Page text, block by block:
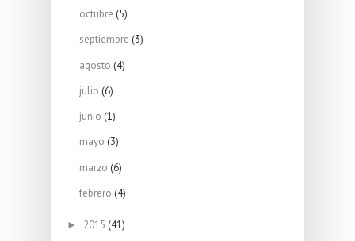
octubre (5)
septiembre (3)
agosto (4)
julio (6)
junio (1)
mayo (3)
marzo (6)
febrero (4)
► 2015 (41)